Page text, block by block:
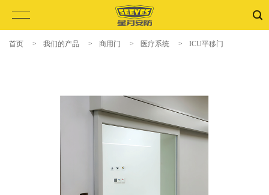
首页 > 我们的产品 > 商用门 > 医疗系统 > ICU平移门